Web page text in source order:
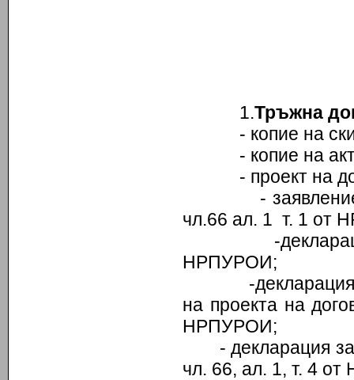
1.Тръжна
- копие на
- копие на акт
- проект на
- заявлението
чл.66 ал. 1 т. 1 от
-декларация
НРПУРОИ;
-декларация за
на проекта на
НРПУРОИ;
- декларация
чл. 66, ал. 1, т. 4